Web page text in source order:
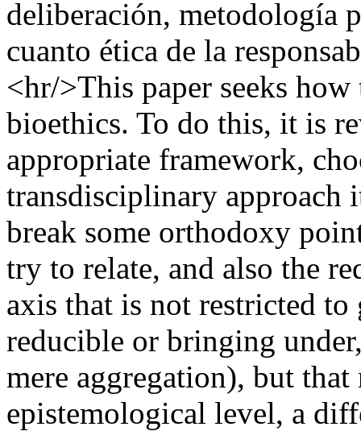
deliberación, metodología
cuanto ética de la
<hr/>This paper seeks
bioethics. To do this, it is
appropriate framework,
transdisciplinary approach
break some orthodoxy
try to relate, and also the
axis that is not restricted
reducible or bringing
mere aggregation), but
epistemological level, a